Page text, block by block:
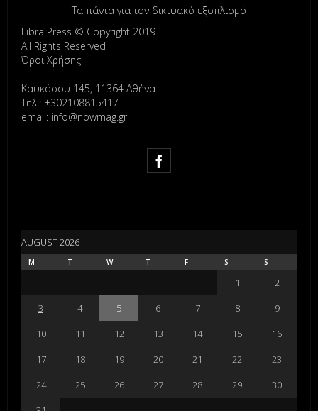
Τα πάντα για τον δικτυακό εξοπλισμό
Libra Press © Copyright 2019
All Rights Reserved
Όροι Χρήσης
Καυκάσου 145, 11364 Αθήνα
Τηλ.: +302108815417
email: info@nowmag.gr
AUGUST 2026
M T W T F S S
1
2
3
4 5 6 7 8
9
10
11 12 13 14 15
16
17
18 19 20 21 22
23
24
25 26 27 28 29
30